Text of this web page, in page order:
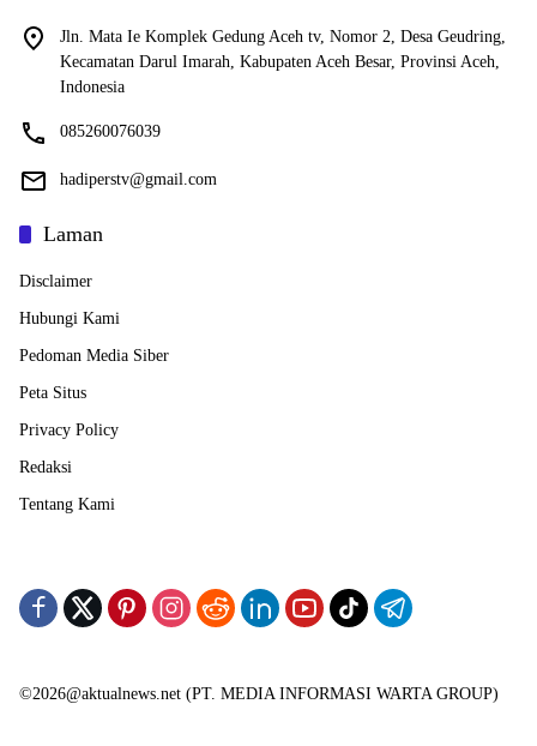
Jln. Mata Ie Komplek Gedung Aceh tv, Nomor 2, Desa Geudring,
Kecamatan Darul Imarah, Kabupaten Aceh Besar, Provinsi Aceh,
Indonesia
085260076039
hadiperstv@gmail.com
Laman
Disclaimer
Hubungi Kami
Pedoman Media Siber
Peta Situs
Privacy Policy
Redaksi
Tentang Kami
©2026@aktualnews.net (PT. MEDIA INFORMASI WARTA GROUP)